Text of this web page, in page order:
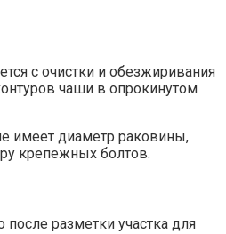
с очистки и обезжиривания
чаши в опрокинутом
имеет диаметр раковины,
крепежных болтов.
разметки участка для